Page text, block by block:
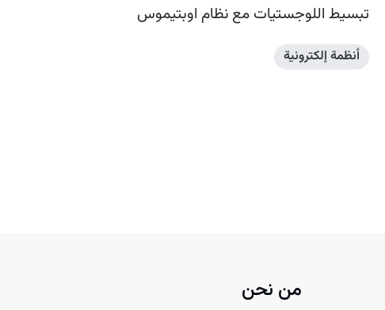
تبسيط اللوجستيات مع نظام اوبتيموس
أنظمة إلكترونية
من نحن